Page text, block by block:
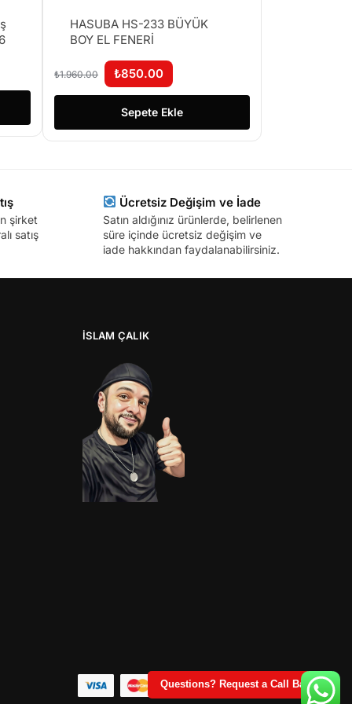
Questions? Request a Call Back
HASUBA HS-233 BÜYÜK
BOY EL FENERİ
₺1.960.00 ₺850.00
Sepete Ekle
şirket
satış
Ücretsiz Değişim ve İade
Satın aldığınız ürünlerde, belirlenen
süre içinde ücretsiz değişim ve
iade hakkından faydalanabilirsiniz.
İSLAM ÇALIK